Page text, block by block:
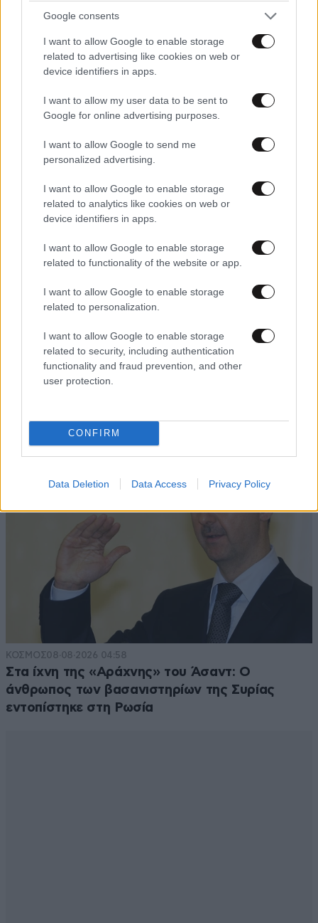
Google consents
I want to allow Google to enable storage
related to advertising like cookies on web or
device identifiers in apps.
I want to allow my user data to be sent to
Google for online advertising purposes.
I want to allow Google to send me
personalized advertising.
I want to allow Google to enable storage
related to analytics like cookies on web or
device identifiers in apps.
I want to allow Google to enable storage
related to functionality of the website or app.
I want to allow Google to enable storage
related to personalization.
I want to allow Google to enable storage
related to security, including authentication
functionality and fraud prevention, and other
user protection.
CONFIRM
Data Deletion Data Access Privacy Policy
... Η "κρατική εταιρεία" γιατί διατηρεί 50 ραδιόφωνα;
όλα μαζί συγκροτούν 3%ακροαματικοτητα; εκτοις από
1ο, 2ο και ΕΡΑ σπορ όλα τα άλλα......... μέχρι κ ράδιο
αλλά μετά τις απανωτές @@@ ευτυχως ξεχάστηκε. (ο
...ριψας την" ιδέα" τι κάνει;;αναβαθμιστηκε για νέες
ιδέες ίσως; ) Προς τι λοιπόν...; για όνομα μέχρι κ
σύμφωνο συμβιωσης;;;!!!
Απαντήστε
Decadance 13·02·2024 20:48
Δεν ακούγατε τον Παππα που ήθελε να τα κλείσει όλα
και να αφήσει μόνο τα αριστερά κανάλια. Θέλετε
Απαντήστε
TRENDING
ΚΟΣΜΟΣ08·08·2026 04:58
Στα ίχνη της «Αράχνης» του Άσαντ: Ο
άνθρωπος των βασανιστηρίων της Συρίας
εντοπίστηκε στη Ρωσία